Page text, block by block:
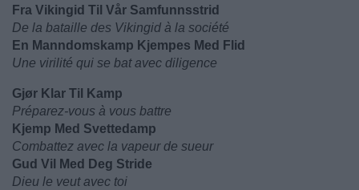
Fra Vikingid Til Vår Samfunnsstrid
De la bataille des Vikingid à la société
En Manndomskamp Kjempes Med Flid
Une virilité qui se bat avec diligence
Gjør Klar Til Kamp
Préparez-vous à vous battre
Kjemp Med Svettedamp
Combattez avec la vapeur de sueur
Gud Vil Med Deg Stride
Dieu le veut avec toi